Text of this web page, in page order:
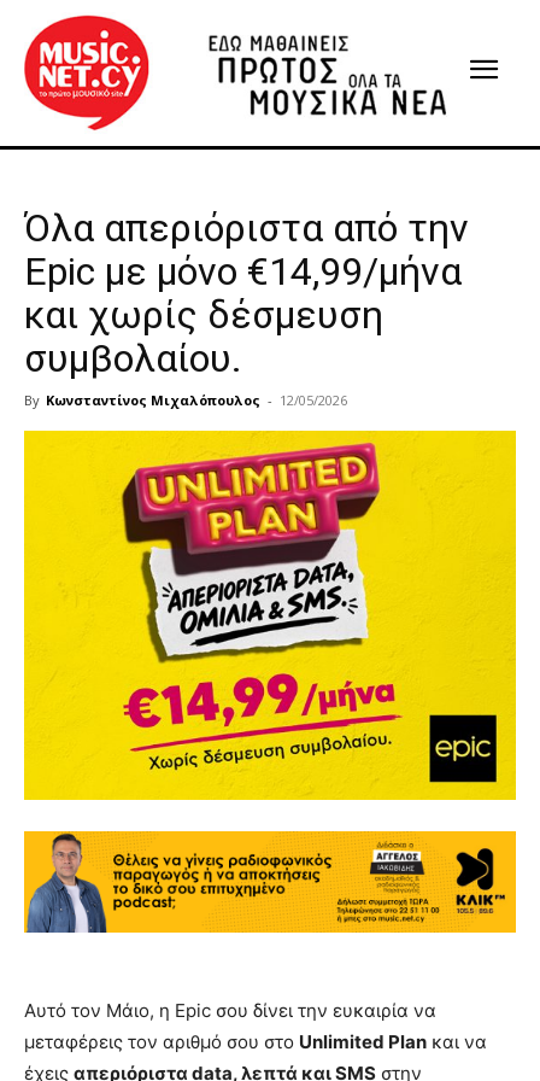
Όλα απεριόριστα από την
Epic με μόνο €14,99/μήνα
και χωρίς δέσμευση
συμβολαίου.
By Κωνσταντίνος Μιχαλόπουλος - 12/05/2026
Αυτό τον Μάιο, η Epic σου δίνει την ευκαιρία να
μεταφέρεις τον αριθμό σου στο Unlimited Plan και να
έχεις απεριόριστα data, λεπτά και SMS στην